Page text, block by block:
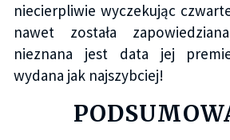
niecierpliwie wyczekując
nawet została
nieznana jest data jej
wydana jak najszybciej!